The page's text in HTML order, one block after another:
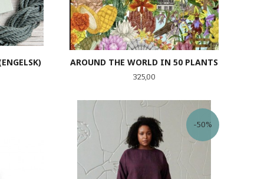
AROUND THE WORLD IN 50 PLANTS
Pris
325,00
KJØP
-50%